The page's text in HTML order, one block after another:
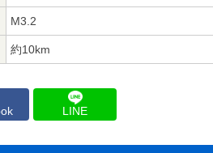
M3.2
約10km
LINE